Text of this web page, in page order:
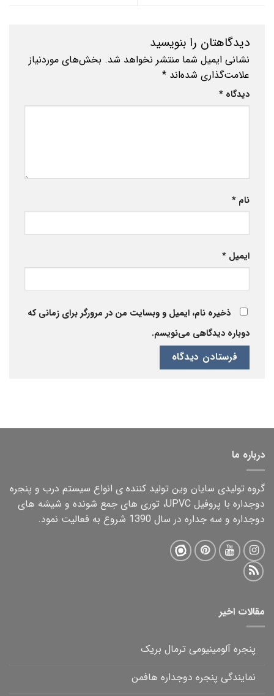
دیدگاهتان را بنویسید
نشانی ایمیل شما منتشر نخواهد شد. بخش‌های موردنیاز
علامت‌گذاری شده‌اند *
دیدگاه *
نام *
ایمیل *
ذخیره نام، ایمیل و وبسایت من در مرورگر برای زمانی که
دوباره دیدگاهی می‌نویسم.
درباره ما
گروه تولیدی سایان وین تولید کننده ی انواع سیستم درب و پنجره
دوجداره با پروفیل UPVC، توری های جمع شونده و شیشه های
دوجداره و سه جداره در سال 1390 شروع به فعالیت نمود.
مقالات اخیر
پنجره آلومینیومی ترمال بریک
نمایندگی پنجره دوجداره هافمن